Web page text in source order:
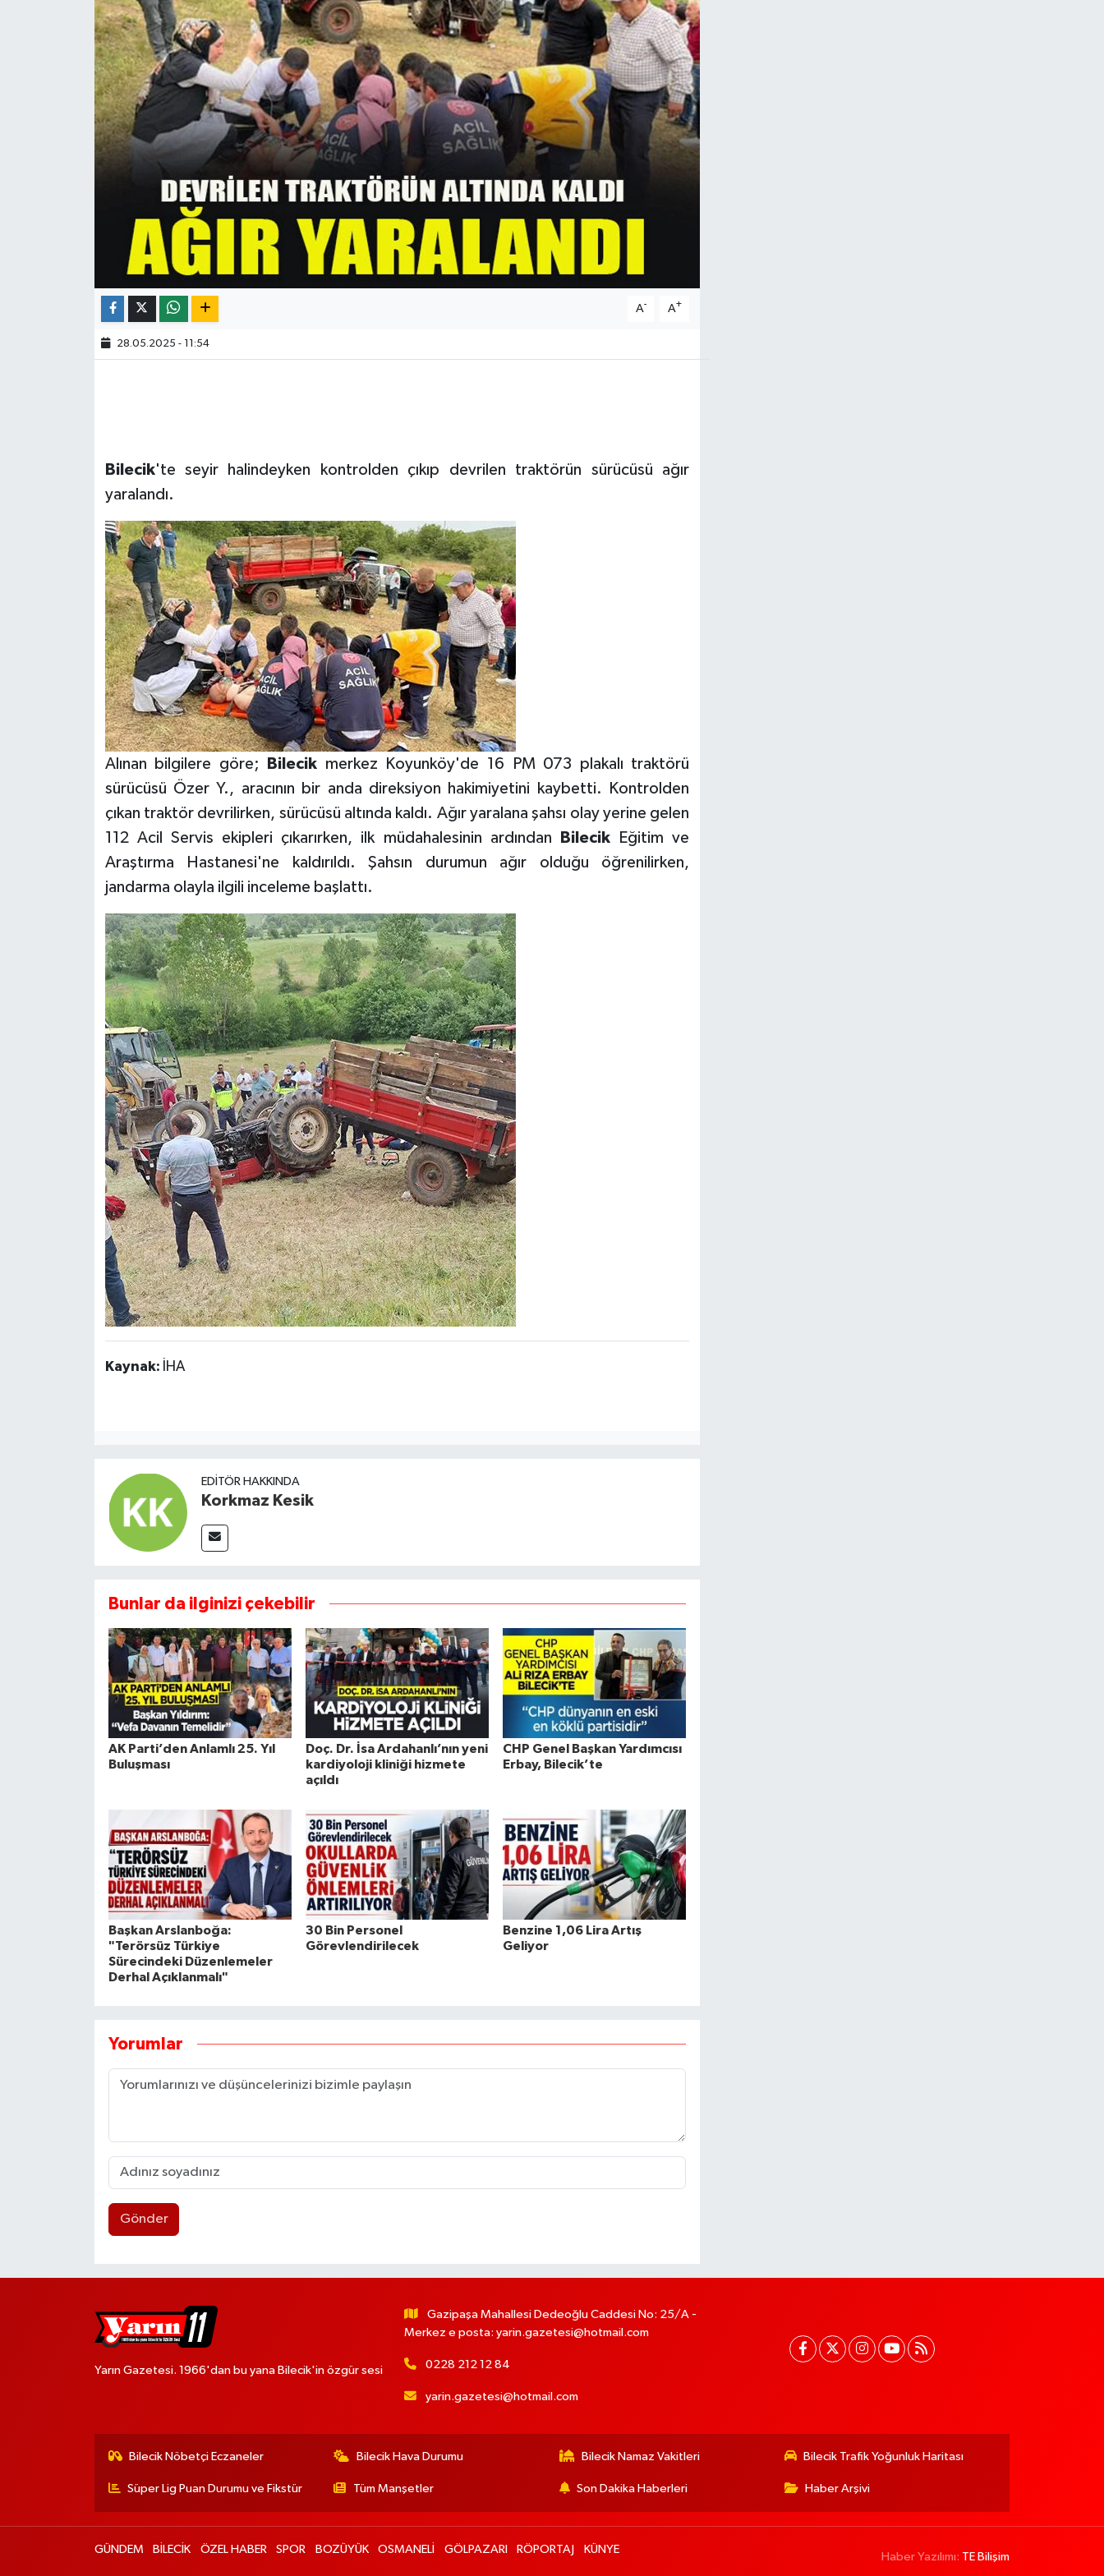
A- A+
28.05.2025 - 11:54
Bilecik'te seyir halindeyken kontrolden çıkıp devrilen traktörün sürücüsü ağır
yaralandı.
Alınan bilgilere göre; Bilecik merkez Koyunköy'de 16 PM 073 plakalı traktörü
sürücüsü Özer Y., aracının bir anda direksiyon hakimiyetini kaybetti. Kontrolden
çıkan traktör devrilirken, sürücüsü altında kaldı. Ağır yaralana şahsı olay yerine gelen
112 Acil Servis ekipleri çıkarırken, ilk müdahalesinin ardından
BilecikEğitim ve
Araştırma Hastanesi'ne kaldırıldı. Şahsın durumun ağır olduğu öğrenilirken,
jandarma olayla ilgili inceleme başlattı.
Kaynak: İHA
EDITÖR HAKKINDA
Korkmaz Kesik
Bunlar da ilginizi çekebilir
AK Parti’den Anlamlı 25. Yıl
Buluşması
Doç. Dr. İsa Ardahanlı’nın yeni
kardiyoloji kliniği hizmete
açıldı
CHP Genel Başkan Yardımcısı
Erbay, Bilecik’te
Başkan Arslanboğa:
"Terörsüz Türkiye
Sürecindeki Düzenlemeler
Derhal Açıklanmalı"
30 Bin Personel
Görevlendirilecek
Benzine 1,06 Lira Artış
Geliyor
Yorumlar
Gönder
Yarın Gazetesi. 1966'dan bu yana Bilecik'in özgür sesi
Gazipaşa Mahallesi Dedeoğlu Caddesi No: 25/A -
Merkez e posta: yarin.gazetesi@hotmail.com
0228 212 12 84
yarin.gazetesi@hotmail.com
Bilecik Nöbetçi Eczaneler Bilecik Hava Durumu Bilecik Namaz Vakitleri Bilecik Trafik Yoğunluk Haritası
Süper Lig Puan Durumu ve Fikstür Tüm Manşetler Son Dakika Haberleri Haber Arşivi
GÜNDEM BİLECİK ÖZEL HABER SPOR BOZÜYÜK OSMANELİ GÖLPAZARI RÖPORTAJ KÜNYE
Haber Yazılımı: TE Bilişim